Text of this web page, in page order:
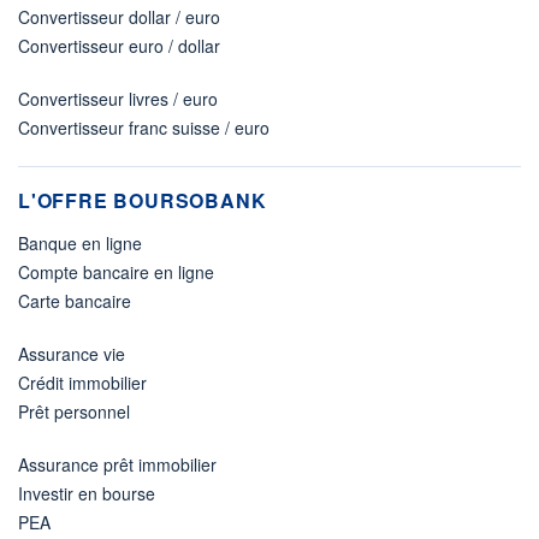
Convertisseur dollar / euro
Convertisseur euro / dollar
Convertisseur livres / euro
Convertisseur franc suisse / euro
L'OFFRE BOURSOBANK
Banque en ligne
Compte bancaire en ligne
Carte bancaire
Assurance vie
Crédit immobilier
Prêt personnel
Assurance prêt immobilier
Investir en bourse
PEA